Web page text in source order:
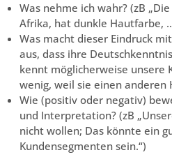
Was nehme ich wahr? (zB
Afrika, hat dunkle Hautfarbe,
Was macht dieser Eindruck
aus, dass ihre
kennt möglicherweise unsere
wenig, weil sie einen anderen
Wie (positiv oder negativ)
und Interpretation? (zB
nicht wollen; Das könnte ein
Kundensegmenten sein.“)